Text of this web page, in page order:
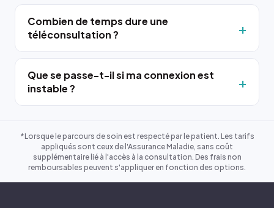
Combien de temps dure une
téléconsultation ?
Que se passe-t-il si ma connexion est
instable ?
*Lorsque le parcours de soin est respecté par le patient. Les tarifs
appliqués sont ceux de l'Assurance Maladie, sans coût
supplémentaire lié à l'accès à la consultation. Des frais non
remboursables peuvent s'appliquer en fonction des options.